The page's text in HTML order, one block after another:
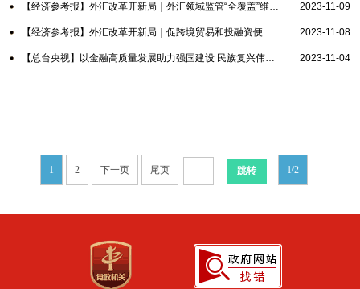
2023-11-09
【经济参考报】外汇改革开新局｜外汇领域监管“全覆盖”维护市场稳定“不松懈”
2023-11-08
【经济参考报】外汇改革开新局｜促跨境贸易和投融资便利化 外汇服务实体打出“组合拳...
2023-11-04
【总台央视】以金融高质量发展助力强国建设 民族复兴伟业——中央金融工作会议精神引...
1 2 下一页 尾页 1/2